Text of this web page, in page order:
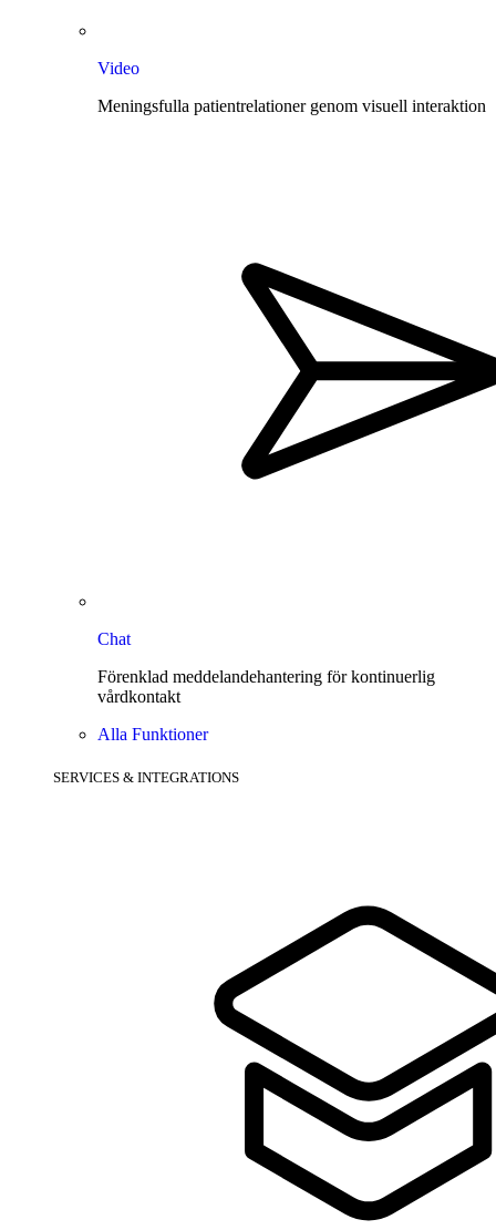
Video
Meningsfulla patientrelationer genom visuell interaktion
Chat
Förenklad meddelandehantering för kontinuerlig
vårdkontakt
Alla Funktioner
SERVICES & INTEGRATIONS